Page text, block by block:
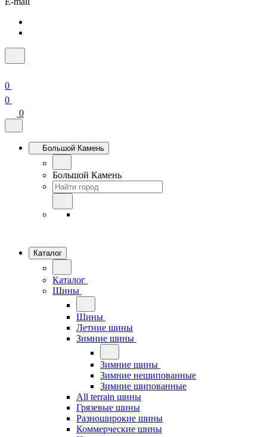
0
0
0
Большой Камень
Большой Камень
Каталог
Каталог
Шины
Шины
Летние шины
Зимние шины
Зимние шины
Зимние нешипованные
Зимние шипованные
All terrain шины
Грязевые шины
Разноширокие шины
Коммерческие шины